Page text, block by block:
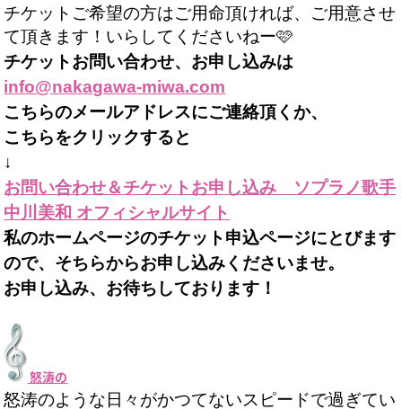
チケットご希望の方はご用命頂ければ、ご用意させ
て頂きます！いらしてくださいねー🩷
チケットお問い合わせ、お申し込みは
info@nakagawa-miwa.com
こちらのメールアドレスにご連絡頂くか、
こちらをクリックすると
↓
お問い合わせ＆チケットお申し込み ソプラノ歌手
中川美和 オフィシャルサイト
私のホームページのチケット申込ページにとびます
ので、そちらからお申し込みくださいませ。
お申し込み、お待ちしております！
怒涛の
怒涛のような日々がかつてないスピードで過ぎてい